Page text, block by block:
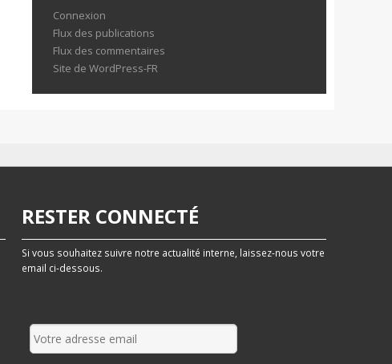
Connexion
Flux des publications
Flux des commentaires
Site de WordPress-FR
RESTER CONNECTÉ
Si vous souhaitez suivre notre actualité interne, laissez-nous votre
email ci-dessous.